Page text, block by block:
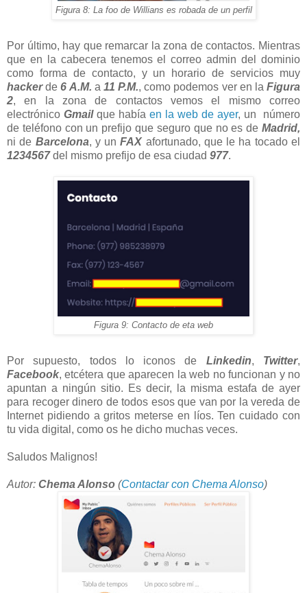
Figura 8: La foo de Willians es robada de un perfil
Por último, hay que remarcar la zona de contactos. Mientras
que en la cabecera tenemos el correo admin del dominio
como forma de contacto, y un horario de servicios muy
hackerde6 A.M. a 11 P.M., como podemos ver en laFigura
2, en la zona de contactos vemos el mismo correo
electrónico Gmailque había en la web de ayer, un número
de teléfono con un prefijo que seguro que no es de Madrid,
ni de Barcelona, y unFAX afortunado, que le ha tocado el
1234567del mismo prefijo de esa ciudad 977.
Figura 9: Contacto de eta web
Por supuesto, todos lo iconos de Linkedin, Twitter,
Facebook, etcétera que aparecen la web no funcionan y no
apuntan a ningún sitio. Es decir, la misma estafa de ayer
para recoger dinero de todos esos que van por la vereda de
Internet pidiendo a gritos meterse en líos. Ten cuidado con
tu vida digital, como os he dicho muchas veces.
Saludos Malignos!
Autor: Chema Alonso (Contactar con Chema Alonso)